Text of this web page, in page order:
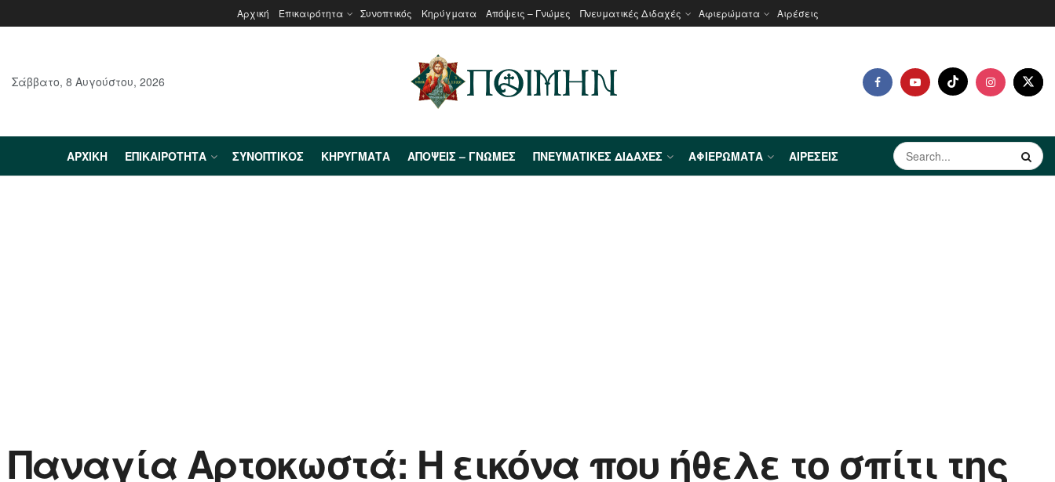
Αρχική Επικαιρότητα Συνοπτικός Κηρύγματα Απόψεις – Γνώμες Πνευματικές Διδαχές Αφιερώματα Αιρέσεις
Σάββατο, 8 Αυγούστου, 2026
ΑΡΧΙΚΉ ΕΠΙΚΑΙΡΌΤΗΤΑ ΣΥΝΟΠΤΙΚΌΣ ΚΗΡΎΓΜΑΤΑ ΑΠΌΨΕΙΣ – ΓΝΏΜΕΣ ΠΝΕΥΜΑΤΙΚΈΣ ΔΙΔΑΧΈΣ ΑΦΙΕΡΏΜΑΤΑ ΑΙΡΈΣΕΙΣ
Παναγία Αρτοκωστά: Η εικόνα που ήθελε το σπίτι της